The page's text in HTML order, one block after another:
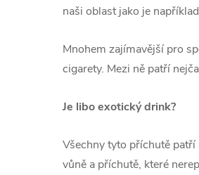
naši oblast jako je
Mnohem zajímavější pro
cigarety. Mezi ně patří
Je libo exotický drink?
Všechny tyto příchutě
vůně a příchutě, které